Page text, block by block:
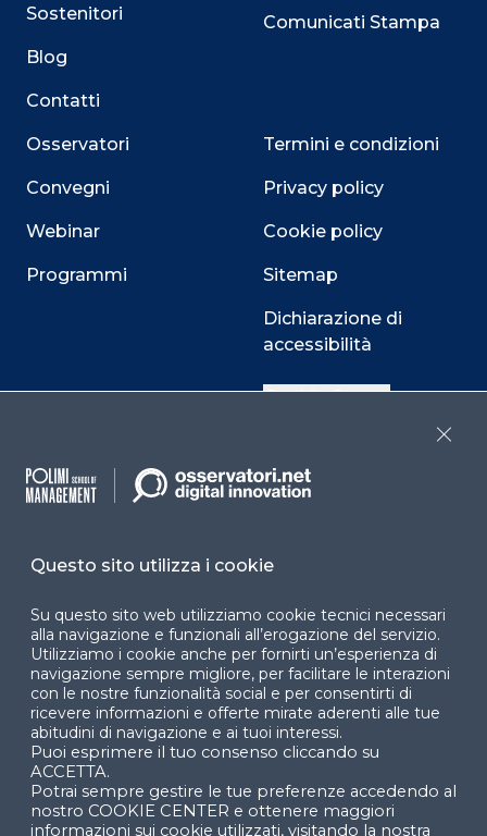
Sostenitori
Blog
Contatti
Osservatori
Convegni
Webinar
Programmi
Comunicati Stampa
Termini e condizioni
Privacy policy
Cookie policy
Sitemap
Dichiarazione di
accessibilità
Cookie Center
Facebook LinkedIn
© 2024 Copyright © Politecnico di Milano Dipartimento
di Ingegneria Gestionale
Questo sito utilizza i cookie
Su questo sito web utilizziamo cookie tecnici necessari
alla navigazione e funzionali all’erogazione del servizio.
Utilizziamo i cookie anche per fornirti un’esperienza di
navigazione sempre migliore, per facilitare le interazioni
con le nostre funzionalità social e per consentirti di
ricevere informazioni e offerte mirate aderenti alle tue
abitudini di navigazione e ai tuoi interessi.
Puoi esprimere il tuo consenso cliccando su
ACCETTA.
Potrai sempre gestire le tue preferenze accedendo al
nostro COOKIE CENTER e ottenere maggiori
informazioni sui cookie utilizzati, visitando la nostra